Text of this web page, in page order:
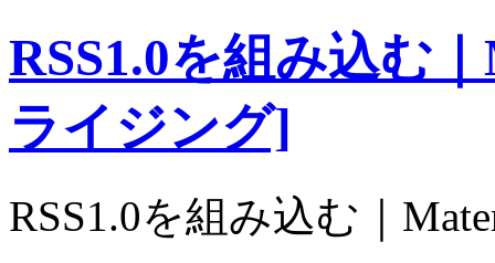
RSS1.0を組み込む
ライジング]
RSS1.0を組み込む｜